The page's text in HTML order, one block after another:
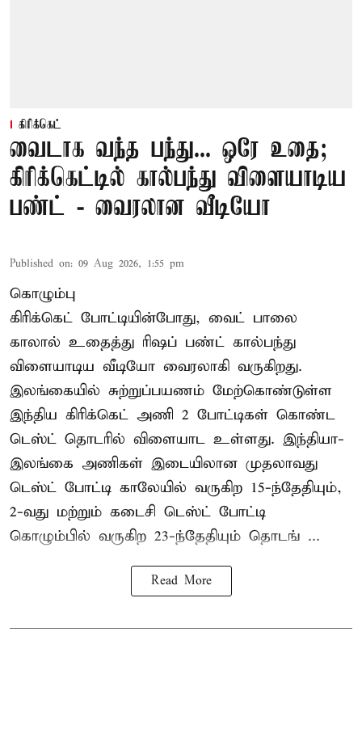
கிரிக்கெட்
வைடாக வந்த பந்து... ஒரே உதை;
கிரிக்கெட்டில் கால்பந்து விளையாடிய
பண்ட் - வைரலான வீடியோ
Published on: 09 Aug 2026, 1:55 pm
கொழும்பு
கிரிக்கெட் போட்டியின்போது, வைட் பாலை
காலால் உதைத்து ரிஷப் பண்ட் கால்பந்து
விளையாடிய வீடியோ வைரலாகி வருகிறது.
இலங்கையில் சுற்றுப்பயணம் மேற்கொண்டுள்ள
இந்திய கிரிக்கெட் அணி 2 போட்டிகள் கொண்ட
டெஸ்ட் தொடரில் விளையாட உள்ளது. இந்தியா-
இலங்கை அணிகள் இடையிலான முதலாவது
டெஸ்ட் போட்டி காலேயில் வருகிற 15-ந்தேதியும்,
2-வது மற்றும் கடைசி டெஸ்ட் போட்டி
கொழும்பில் வருகிற 23-ந்தேதியும் தொடங் ...
Read More